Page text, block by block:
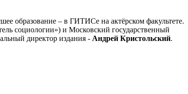
образование – в ГИТИСе на актёрском факультете.
социологии») и Московский государственный
директор издания - Андрей Кристольский.